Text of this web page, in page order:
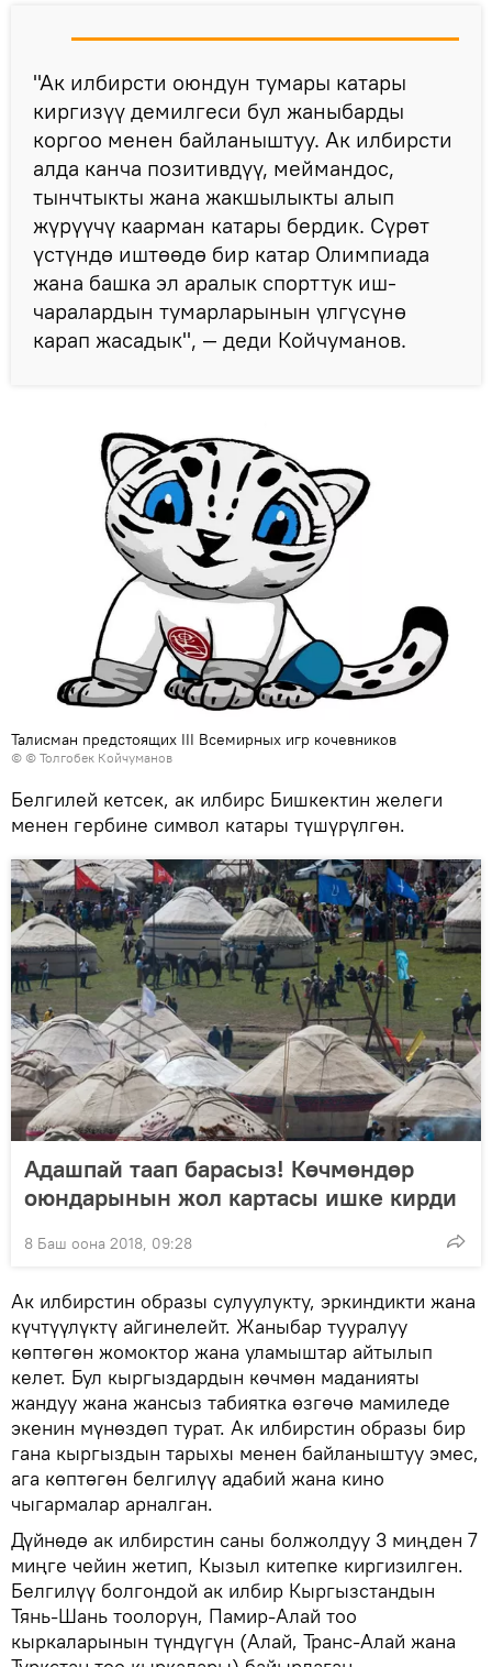
"Ак илбирсти оюндун тумары катары
киргизүү демилгеси бул жаныбарды
коргоо менен байланыштуу. Ак илбирсти
алда канча позитивдүү, меймандос,
тынчтыкты жана жакшылыкты алып
жүрүүчү каарман катары бердик. Сүрөт
үстүндө иштөөдө бир катар Олимпиада
жана башка эл аралык спорттук иш-
чаралардын тумарларынын үлгүсүнө
карап жасадык", — деди Койчуманов.
Талисман предстоящих III Всемирных игр кочевников
© © Толгобек Койчуманов
Белгилей кетсек, ак илбирс Бишкектин желеги
менен гербине символ катары түшүрүлгөн.
Адашпай таап барасыз! Көчмөндөр
оюндарынын жол картасы ишке кирди
8 Баш оона 2018, 09:28
Ак илбирстин образы сулуулукту, эркиндикти жана
күчтүүлүктү айгинелейт. Жаныбар тууралуу
көптөгөн жомоктор жана уламыштар айтылып
келет. Бул кыргыздардын көчмөн маданияты
жандуу жана жансыз табиятка өзгөчө мамиледе
экенин мүнөздөп турат. Ак илбирстин образы бир
гана кыргыздын тарыхы менен байланыштуу эмес,
ага көптөгөн белгилүү адабий жана кино
чыгармалар арналган.
Дүйнөдө ак илбирстин саны болжолдуу 3 миңден 7
миңге чейин жетип, Кызыл китепке киргизилген.
Белгилүү болгондой ак илбир Кыргызстандын
Тянь-Шань тоолорун, Памир-Алай тоо
кыркаларынын түндүгүн (Алай, Транс-Алай жана